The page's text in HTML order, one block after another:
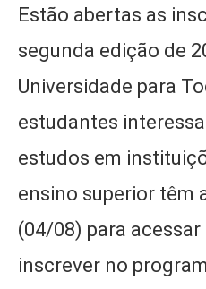
Estão abertas as
segunda edição de
Universidade para
estudantes
estudos em
ensino superior têm
(04/08) para acessar
inscrever no